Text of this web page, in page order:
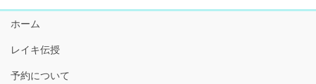
ホーム
レイキ伝授
予約について